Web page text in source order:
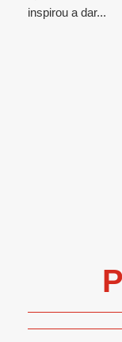
inspirou a dar...